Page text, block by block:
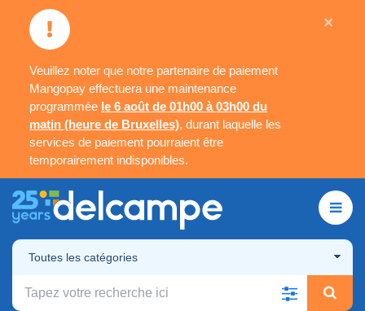
Veuillez noter que notre partenaire de paiement
Mangopay effectuera une maintenance
programmée le 6 août de 01h00 à 03h00 du
matin (heure de Bruxelles), durant laquelle les
services de paiement pourraient être
temporairement indisponibles.
×
Toutes les catégories